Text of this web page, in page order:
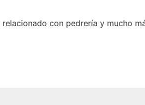
con pedrería y mucho